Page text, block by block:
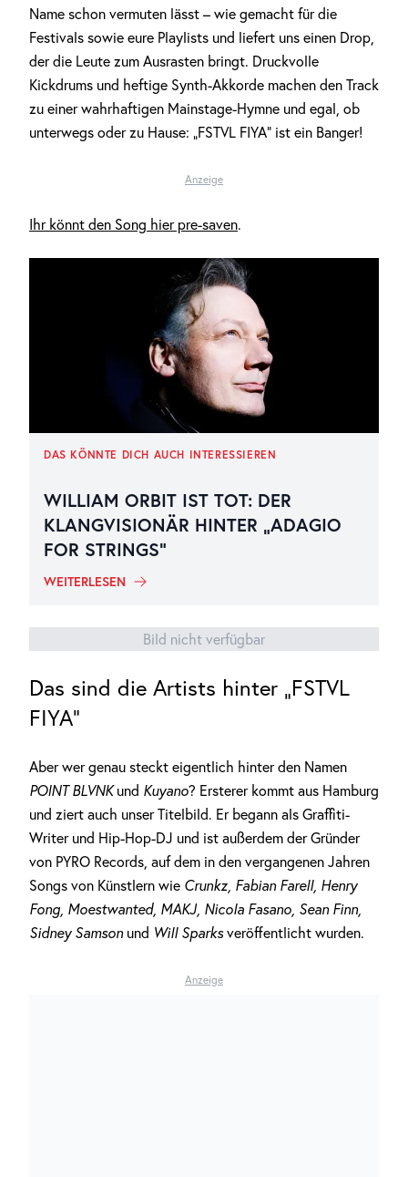
Name schon vermuten lässt – wie gemacht für die
Festivals sowie eure Playlists und liefert uns einen Drop,
der die Leute zum Ausrasten bringt. Druckvolle
Kickdrums und heftige Synth-Akkorde machen den Track
zu einer wahrhaftigen Mainstage-Hymne und egal, ob
unterwegs oder zu Hause: „FSTVL FIYA“ ist ein Banger!
Anzeige
Ihr könnt den Song hier pre-saven.
DAS KÖNNTE DICH AUCH INTERESSIEREN
WILLIAM ORBIT IST TOT: DER
KLANGVISIONÄR HINTER „ADAGIO
FOR STRINGS“
WEITERLESEN
Bild nicht verfügbar
Das sind die Artists hinter „FSTVL
FIYA“
Aber wer genau steckt eigentlich hinter den Namen
POINT BLVNKund Kuyano? Ersterer kommt aus Hamburg
und ziert auch unser Titelbild. Er begann als Graffiti-
Writer und Hip-Hop-DJ und ist außerdem der Gründer
von PYRO Records, auf dem in den vergangenen Jahren
Songs von Künstlern wie Crunkz, Fabian Farell, Henry
Fong, Moestwanted, MAKJ, Nicola Fasano, Sean Finn,
Sidney Samsonund Will Sparksveröffentlicht wurden.
Anzeige